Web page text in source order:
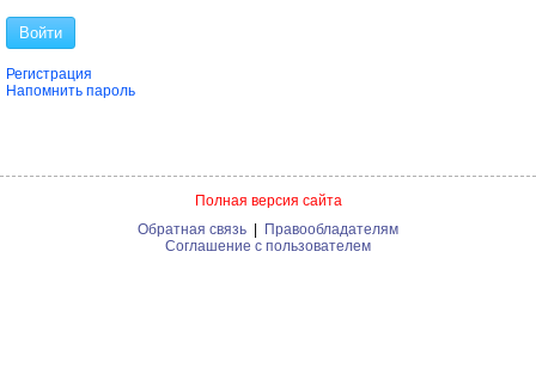
Войти
Регистрация
Напомнить пароль
Полная версия сайта
Обратная связь
Правообладателям
Соглашение с пользователем